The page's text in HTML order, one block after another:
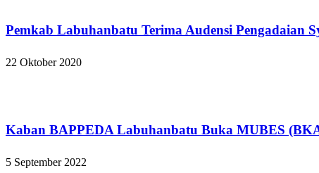
Pemkab Labuhanbatu Terima Audensi Pengadaian
22 Oktober 2020
Kaban BAPPEDA Labuhanbatu Buka MUBES
5 September 2022